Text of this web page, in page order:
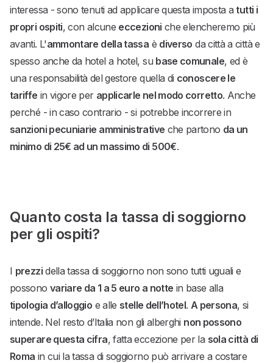
interessa - sono tenuti ad applicare questa imposta a tutti i
propri ospiti, con alcune eccezioni che elencheremo più
avanti. L'ammontare della tassa è diverso da città a città e
spesso anche da hotel a hotel, su base comunale, ed è
una responsabilità del gestore quella di conoscere le
tariffe in vigore per applicarle nel modo corretto. Anche
perché - in caso contrario - si potrebbe incorrere in
sanzioni pecuniarie amministrative che partono da un
minimo di 25€ ad un massimo di 500€.
Quanto costa la tassa di soggiorno
per gli ospiti?
I prezzidella tassa di soggiorno non sono tutti uguali e
possono variare da 1 a 5 euro a notte in base alla
tipologia d’alloggio e alle stelle dell’hotel. A persona, si
intende. Nel resto d’Italia non gli alberghi non possono
superare questa cifra, fatta eccezione per la sola città di
Roma in cui la tassa di soggiorno può arrivare a costare